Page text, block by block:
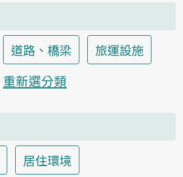
道路、橋梁
旅運設施
重新選分類
居住環境